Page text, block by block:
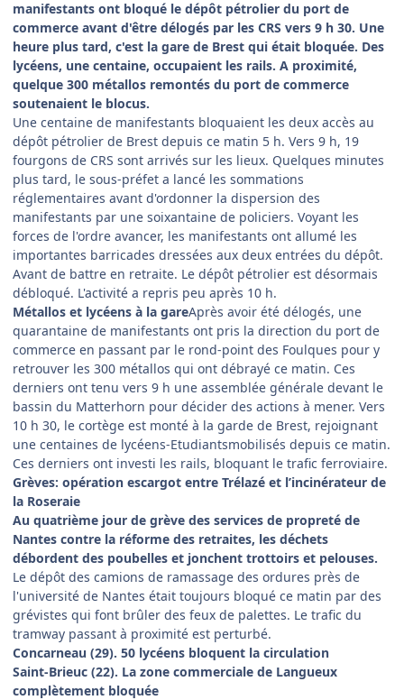
manifestants ont bloqué le dépôt pétrolier du port de
commerce avant d'être délogés par les CRS vers 9 h 30. Une
heure plus tard, c'est la gare de Brest qui était bloquée. Des
lycéens, une centaine, occupaient les rails. A proximité,
quelque 300 métallos remontés du port de commerce
soutenaient le blocus.
Une centaine de manifestants bloquaient les deux accès au
dépôt pétrolier de Brest depuis ce matin 5 h. Vers 9 h, 19
fourgons de CRS sont arrivés sur les lieux. Quelques minutes
plus tard, le sous-préfet a lancé les sommations
réglementaires avant d'ordonner la dispersion des
manifestants par une soixantaine de policiers. Voyant les
forces de l'ordre avancer, les manifestants ont allumé les
importantes barricades dressées aux deux entrées du dépôt.
Avant de battre en retraite. Le dépôt pétrolier est désormais
débloqué. L'activité a repris peu après 10 h.
Métallos et lycéens à la gareAprès avoir été délogés, une
quarantaine de manifestants ont pris la direction du port de
commerce en passant par le rond-point des Foulques pour y
retrouver les 300 métallos qui ont débrayé ce matin. Ces
derniers ont tenu vers 9 h une assemblée générale devant le
bassin du Matterhorn pour décider des actions à mener. Vers
10 h 30, le cortège est monté à la garde de Brest, rejoignant
une centaines de lycéens-Etudiantsmobilisés depuis ce matin.
Ces derniers ont investi les rails, bloquant le trafic ferroviaire.
Grèves: opération escargot entre Trélazé et l’incinérateur de
la Roseraie
Au quatrième jour de grève des services de propreté de
Nantes contre la réforme des retraites, les déchets
débordent des poubelles et jonchent trottoirs et pelouses.
Le dépôt des camions de ramassage des ordures près de
l'université de Nantes était toujours bloqué ce matin par des
grévistes qui font brûler des feux de palettes. Le trafic du
tramway passant à proximité est perturbé.
Concarneau (29). 50 lycéens bloquent la circulation
Saint-Brieuc (22). La zone commerciale de Langueux
complètement bloquée